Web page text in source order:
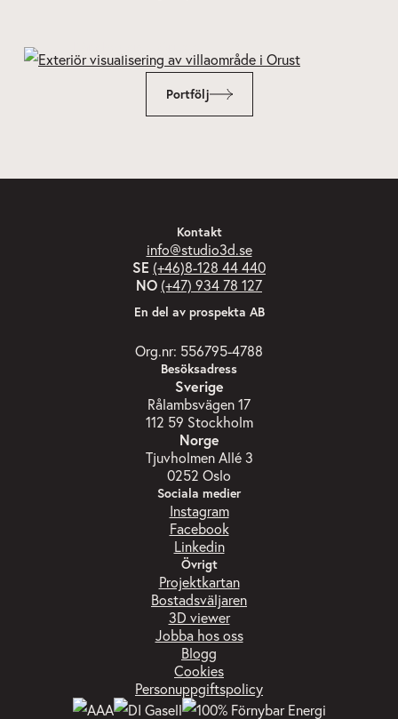
Portfölj
Kontakt
info@studio3d.se
SE (+46)8-128 44 440
NO (+47) 934 78 127
En del av prospekta AB
Org.nr: 556795-4788
Besöksadress
Sverige
Rålambsvägen 17
112 59 Stockholm
Norge
Tjuvholmen Allé 3
0252 Oslo
Sociala medier
Instagram
Facebook
Linkedin
Övrigt
Projektkartan
Bostadsväljaren
3D viewer
Jobba hos oss
Blogg
Cookies
Personuppgiftspolicy